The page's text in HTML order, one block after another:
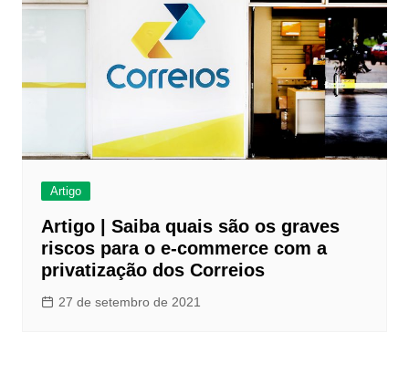
Artigo
Artigo | Saiba quais são os graves
riscos para o e-commerce com a
privatização dos Correios
27 de setembro de 2021